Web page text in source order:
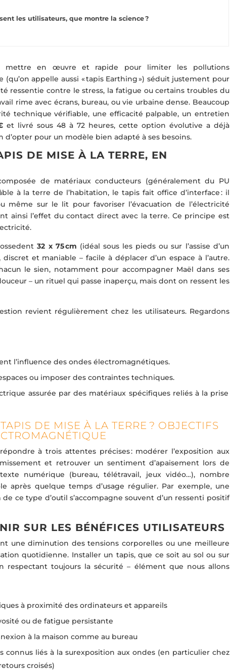
les utilisateurs, que montre la science ?
mettre en œuvre et rapide pour limiter les pollutions
appelle aussi « tapis Earthing ») séduit justement pour
ressentie contre le stress, la fatigue ou certains troubles du
rime avec écrans, bureau, ou vie urbaine dense. Beaucoup
technique vérifiable, une efficacité palpable, un entretien
et livré sous 48 à 72 heures, cette option évolutive a déjà
pour un modèle bien adapté à ses besoins.
DE MISE À LA TERRE, EN
de matériaux conducteurs (généralement du PU
à la terre de l’habitation, le tapis fait office d’interface : il
même sur le lit pour favoriser l’évacuation de l’électricité
ainsi l’effet du contact direct avec la terre. Ce principe est
32 x 75 cm (idéal sous les pieds ou sur l’assise d’un
discret et maniable – facile à déplacer d’un espace à l’autre.
le sien, notamment pour accompagner Maël dans ses
– un rituel qui passe inaperçu, mais dont on ressent les
revient régulièrement chez les utilisateurs. Regardons
l’influence des ondes électromagnétiques.
ou imposer des contraintes techniques.
assurée par des matériaux spécifiques reliés à la prise
DE MISE À LA TERRE ? OBJECTIFS
à trois attentes précises : modérer l’exposition aux
et retrouver un sentiment d’apaisement lors de
numérique (bureau, télétravail, jeux vidéo…), nombre
après quelque temps d’usage régulier. Par exemple, une
ce type d’outil s’accompagne souvent d’un ressenti positif
SUR LES BÉNÉFICES UTILISATEURS
une diminution des tensions corporelles ou une meilleure
quotidienne. Installer un tapis, que ce soit au sol ou sur
respectant toujours la sécurité – élément que nous allons
à proximité des ordinateurs et appareils
ou de fatigue persistante
à la maison comme au bureau
liés à la surexposition aux ondes (en particulier chez
croisés)